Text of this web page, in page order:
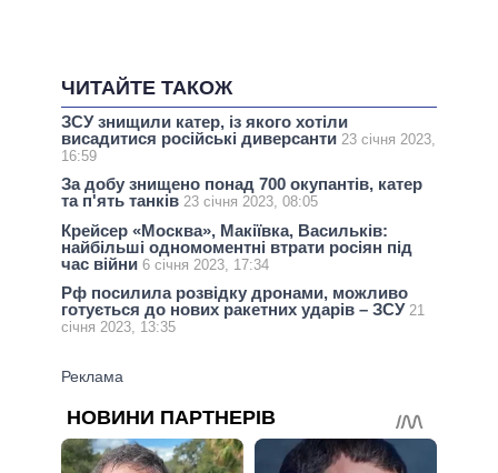
ЧИТАЙТЕ ТАКОЖ
ЗСУ знищили катер, із якого хотіли
висадитися російські диверсанти 23 січня 2023,
16:59
За добу знищено понад 700 окупантів, катер
та п'ять танків 23 січня 2023, 08:05
Крейсер «Москва», Макіївка, Васильків:
найбільші одномоментні втрати росіян під
час війни 6 січня 2023, 17:34
Рф посилила розвідку дронами, можливо
готується до нових ракетних ударів – ЗСУ 21
січня 2023, 13:35